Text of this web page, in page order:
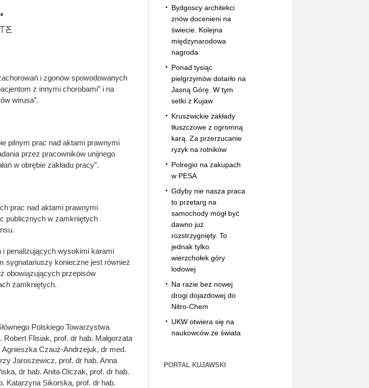
i zgonów spowodowanych
z innymi chorobami” i na
wirusa”.
pilnym prac nad aktami prawnymi
przez pracowników unijnego
w obrębie zakładu pracy”.
prac nad aktami prawnymi
publicznych w zamkniętych
i penalizujących wysokimi karami
sygnatariuszy konieczne jest również
obowiązujących przepisów
zamkniętych.
Polskiego Towarzystwa
Flisiak, prof. dr hab. Małgorzata
Czauż-Andrzejuk, dr med.
Jaroszewicz, prof. dr hab. Anna
dr hab. Anita Olczak, prof. dr hab.
Katarzyna Sikorska, prof. dr hab.
Bydgoscy architekci
znów docenieni na
świecie. Kolejna
międzynarodowa
nagroda
Ponad tysiąc
pielgrzymów dotarło na
Jasną Górę. W tym
setki z Kujaw
Kruszwickie zakłady
tłuszczowe z ogromną
karą. Za przerzucanie
ryzyk na rolników
Polregio na zakupach
w PESA
Gdyby nie nasza praca
to przetarg na
samochody mógł być
dawno już
rozstrzygnięty. To
jednak tylko
wierzchołek góry
lodowej
Na razie bez nowej
drogi dojazdowej do
Nitro-Chem
UKW otwiera się na
naukowców ze świata
PORTAL KUJAWSKI